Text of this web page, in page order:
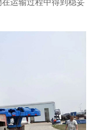
运输过程中得到稳妥